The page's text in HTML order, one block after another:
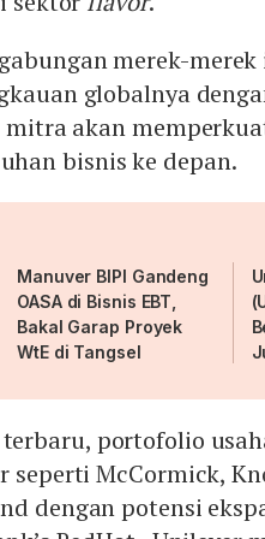
merek-
globalnya
akan
bisnis ke depan.
Manuver BIPI Gandeng
OASA di Bisnis EBT,
Bakal Garap Proyek
WtE di Tangsel
portofolio
seperti McCormick,
dengan potensi